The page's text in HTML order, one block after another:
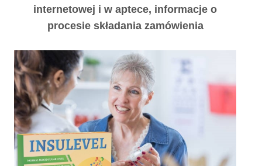
internetowej i w aptece, informacje o
procesie składania zamówienia